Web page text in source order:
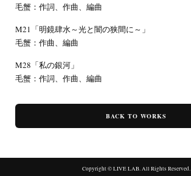
毛蟹：作詞、作曲、編曲
M21「明鏡肆水～光と闇の狭間に～」
毛蟹：作曲、編曲
M28「私の銀河」
毛蟹：作詞、作曲、編曲
BACK TO WORKS
Copyright © LIVE LAB. All Rights Reserved.